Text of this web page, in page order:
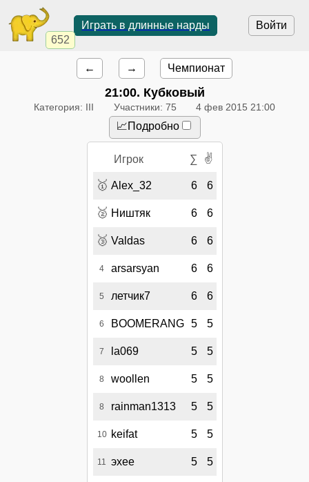
652
Войти
Играть в длинные нарды
← → Чемпионат
21:00. Кубковый
Категория: III Участники: 75 4 фев 2015 21:00
📈Подробно
Игрок ∑ ✌
🥇 Alex_32 6 6
🥈 Ништяк 6 6
🥉 Valdas 6 6
4 arsarsyan 6 6
5 летчик7 6 6
6 BOOMERANG 5 5
7 la069 5 5
8 woollen 5 5
8 rainman1313 5 5
10 keifat 5 5
11 эхее 5 5